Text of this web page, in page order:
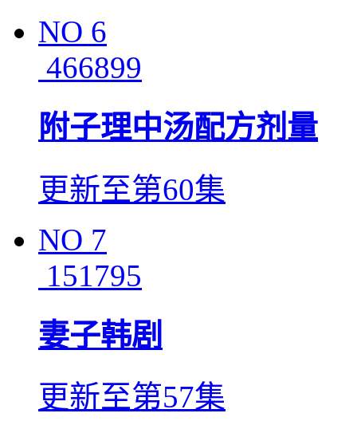
NO 6
466899
附子理中汤配方剂量
更新至第60集
NO 7
151795
妻子韩剧
更新至第57集